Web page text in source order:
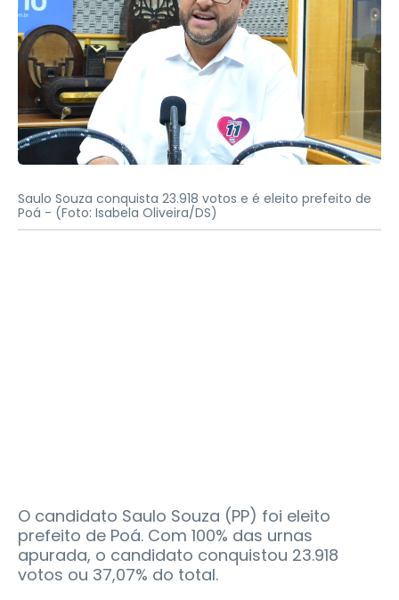
Saulo Souza conquista 23.918 votos e é eleito prefeito de
Poá - (Foto: Isabela Oliveira/DS)
O candidato Saulo Souza (PP) foi eleito
prefeito de Poá. Com 100% das urnas
apurada, o candidato conquistou 23.918
votos ou 37,07% do total.